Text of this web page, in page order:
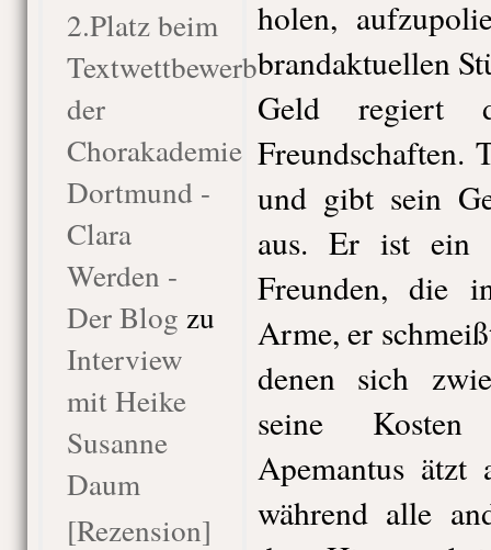
2.Platz beim
Textwettbewerb
der
Chorakademie
Dortmund -
Clara
Werden -
Der Blog zu
Interview
mit Heike
Susanne
Daum
[Rezension]
holen,
brandaktuellen
Geld regiert
Freundschaften.
und gibt sein
aus. Er ist ein
Freunden, die
Arme, er
denen sich
seine Kosten
Apemantus ätzt
während alle